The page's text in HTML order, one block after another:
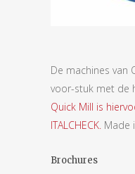
De machines van
voor-stuk met de
Quick Mill is
ITALCHECK.Made
Brochures